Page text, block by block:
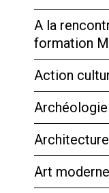
A la
formation
Action
Art